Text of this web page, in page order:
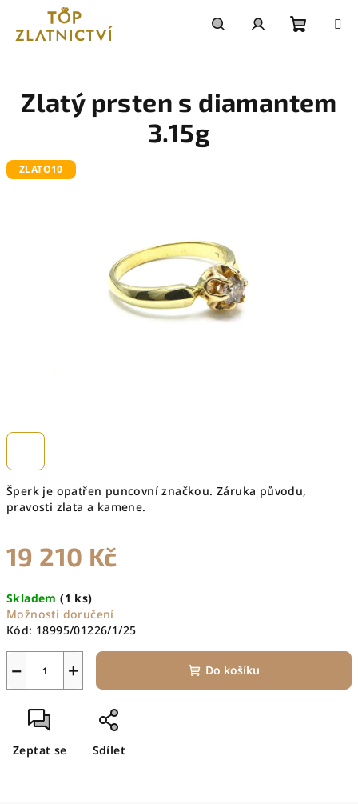
obsah
košík
Šperk je opatřen puncovní značkou. Záruka původu,
pravosti zlata a kamene.
19 210 Kč
cena:
Skladem(1 ks)
Možnosti doručení
Kód: 18995/01226/1/25
+
− Do košíku
Zeptat se Sdílet
Zlatý prsten s diamantem
3.15g
ZLATO10